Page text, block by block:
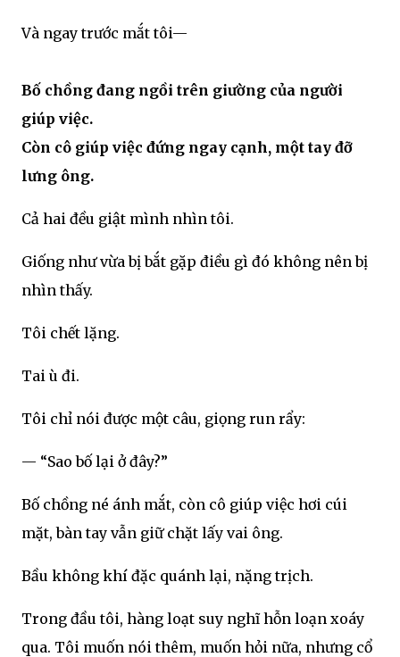
Và ngay trước mắt tôi—
Bố chồng đang ngồi trên giường của người
giúp việc.
Còn cô giúp việc đứng ngay cạnh, một tay đỡ
lưng ông.
Cả hai đều giật mình nhìn tôi.
Giống như vừa bị bắt gặp điều gì đó không nên bị
nhìn thấy.
Tôi chết lặng.
Tai ù đi.
Tôi chỉ nói được một câu, giọng run rẩy:
— “Sao bố lại ở đây?”
Bố chồng né ánh mắt, còn cô giúp việc hơi cúi
mặt, bàn tay vẫn giữ chặt lấy vai ông.
Bầu không khí đặc quánh lại, nặng trịch.
Trong đầu tôi, hàng loạt suy nghĩ hỗn loạn xoáy
qua. Tôi muốn nói thêm, muốn hỏi nữa, nhưng cổ